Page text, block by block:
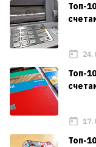
Топ-
Топ-
Топ-